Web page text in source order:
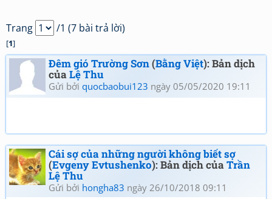
Trang /1 (7 bài trả lời)
[1]
Đêm gió Trường Sơn(Bằng Việt): Bản dịch
củaLệ Thu
Gửi bởi quocbaobui123 ngày 05/05/2020 19:11
Cái sợ của những người không biết sợ
(Evgeny Evtushenko): Bản dịch củaTrần
Lệ Thu
Gửi bởi hongha83 ngày 26/10/2018 09:11